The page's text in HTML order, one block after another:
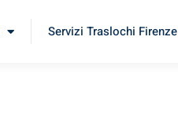
Servizi Traslochi Firenze